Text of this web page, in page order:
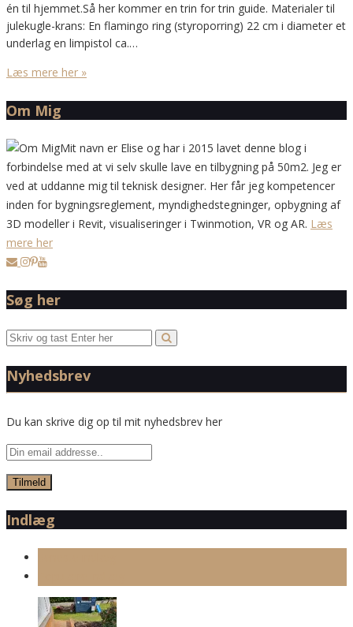
én til hjemmet.Så her kommer en trin for trin guide. Materialer til
julekugle-krans: En flamingo ring (styroporring) 22 cm i diameter et
underlag en limpistol ca.…
Læs mere her »
Om Mig
Mit navn er Elise og har i 2015 lavet denne blog i
forbindelse med at vi selv skulle lave en tilbygning på 50m2. Jeg er
ved at uddanne mig til teknisk designer. Her får jeg kompetencer
inden for bygningsreglement, myndighedstegninger, opbygning af
3D modeller i Revit, visualiseringer i Twinmotion, VR og AR. Læs
mere her
Søg her
Nyhedsbrev
Du kan skrive dig op til mit nyhedsbrev her
Indlæg